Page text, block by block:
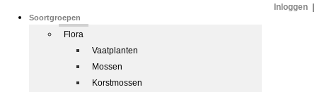
Soortgroepen
Flora
Vaatplanten
Mossen
Korstmossen
Inloggen